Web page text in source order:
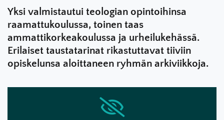
Yksi valmistautui teologian opintoihinsa
raamattukoulussa, toinen taas
ammattikorkeakoulussa ja urheilukehässä.
Erilaiset taustatarinat rikastuttavat tiiviin
opiskelunsa aloittaneen ryhmän arkiviikkoja.